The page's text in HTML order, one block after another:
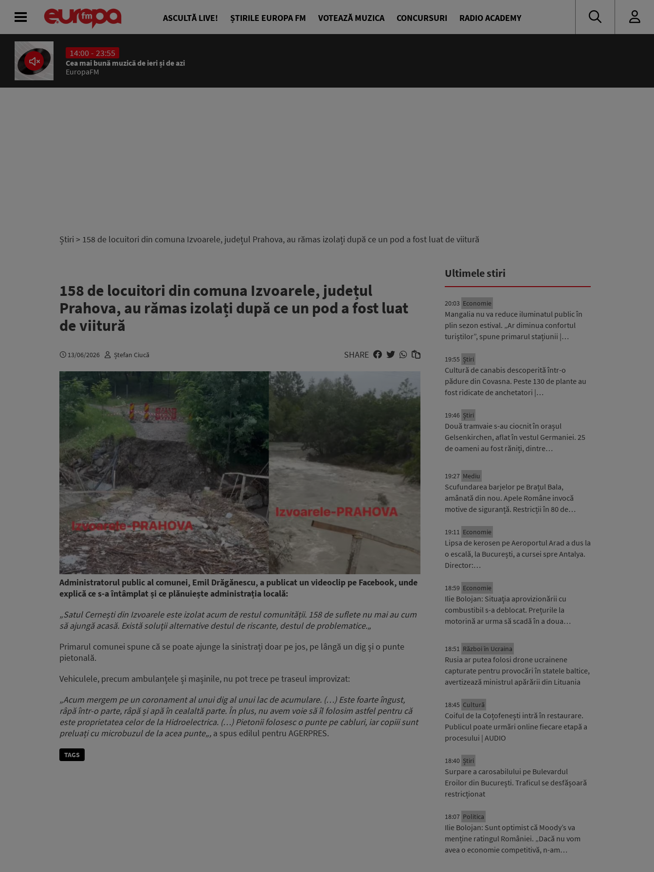
ASCULTĂ LIVE! ȘTIRILE EUROPA FM VOTEAZĂ MUZICA CONCURSURI RADIO ACADEMY
14:00 - 23:55
Cea mai bună muzică de ieri și de azi
EuropaFM
Știri > 158 de locuitori din comuna Izvoarele, județul Prahova, au rămas izolați după ce un pod a fost luat de viitură
158 de locuitori din comuna Izvoarele, județul
Prahova, au rămas izolați după ce un pod a fost luat
de viitură
13/06/2026 Ștefan Ciucă SHARE
Administratorul public al comunei, Emil Drăgănescu, a publicat un videoclip pe Facebook, unde
explică ce s-a întâmplat și ce plănuiește administrația locală:
„Satul Cerneşti din Izvoarele este izolat acum de restul comunităţii. 158 de suflete nu mai au cum
să ajungă acasă. Există soluţii alternative destul de riscante, destul de problematice.„
Primarul comunei spune că se poate ajunge la sinistrați doar pe jos, pe lângă un dig și o punte
pietonală.
Vehiculele, precum ambulanțele și mașinile, nu pot trece pe traseul improvizat:
„Acum mergem pe un coronament al unui dig al unui lac de acumulare. (…) Este foarte îngust,
râpă într-o parte, râpă și apă în cealaltă parte. În plus, nu avem voie să îl folosim astfel pentru că
este proprietatea celor de la Hidroelectrica. (…) Pietonii folosesc o punte pe cabluri, iar copiii sunt
preluați cu microbuzul de la acea punte„, a spus edilul pentru AGERPRES.
TAGS
Ultimele stiri
20:03 Economie
Mangalia nu va reduce iluminatul public în
plin sezon estival. „Ar diminua confortul
turiștilor”, spune primarul stațiunii |…
19:55 Știri
Cultură de canabis descoperită într-o
pădure din Covasna. Peste 130 de plante au
fost ridicate de anchetatori |…
19:46 Știri
Două tramvaie s-au ciocnit în orașul
Gelsenkirchen, aflat în vestul Germaniei. 25
de oameni au fost răniți, dintre…
19:27 Mediu
Scufundarea barjelor pe Brațul Bala,
amânată din nou. Apele Române invocă
motive de siguranță. Restricții în 80 de…
19:11 Economie
Lipsa de kerosen pe Aeroportul Arad a dus la
o escală, la București, a cursei spre Antalya.
Director:…
18:59 Economie
Ilie Bolojan: Situaţia aprovizionării cu
combustibil s-a deblocat. Prețurile la
motorină ar urma să scadă în a doua…
18:51 Război în Ucraina
Rusia ar putea folosi drone ucrainene
capturate pentru provocări în statele baltice,
avertizează ministrul apărării din Lituania
18:45 Cultură
Coiful de la Coțofenești intră în restaurare.
Publicul poate urmări online fiecare etapă a
procesului | AUDIO
18:40 Știri
Surpare a carosabilului pe Bulevardul
Eroilor din București. Traficul se desfășoară
restricționat
18:07 Politica
Ilie Bolojan: Sunt optimist că Moody’s va
menține ratingul României. „Dacă nu vom
avea o economie competitivă, n-am…
ACASĂ
ȘTIRI